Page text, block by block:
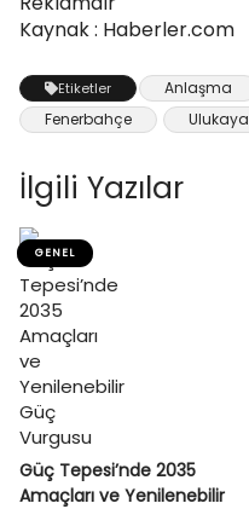
Kaynak : Haberler.com
Etiketler Anlaşma
Fenerbahçe
Ulukaya
İlgili Yazılar
GENEL
Güç Tepesi’nde 2035
Amaçları ve Yenilenebilir